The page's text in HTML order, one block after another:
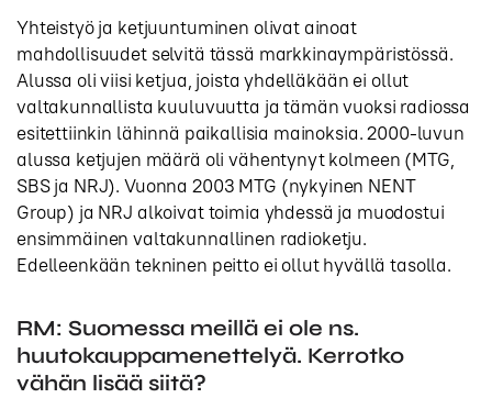
Yhteistyö ja ketjuuntuminen olivat ainoat
mahdollisuudet selvitä tässä markkinaympäristössä.
Alussa oli viisi ketjua, joista yhdelläkään ei ollut
valtakunnallista kuuluvuutta ja tämän vuoksi radiossa
esitettiinkin lähinnä paikallisia mainoksia. 2000-luvun
alussa ketjujen määrä oli vähentynyt kolmeen (MTG,
SBS ja NRJ). Vuonna 2003 MTG (nykyinen NENT
Group) ja NRJ alkoivat toimia yhdessä ja muodostui
ensimmäinen valtakunnallinen radioketju.
Edelleenkään tekninen peitto ei ollut hyvällä tasolla.
RM: Suomessa meillä ei ole ns.
huutokauppamenettelyä. Kerrotko
vähän lisää siitä?